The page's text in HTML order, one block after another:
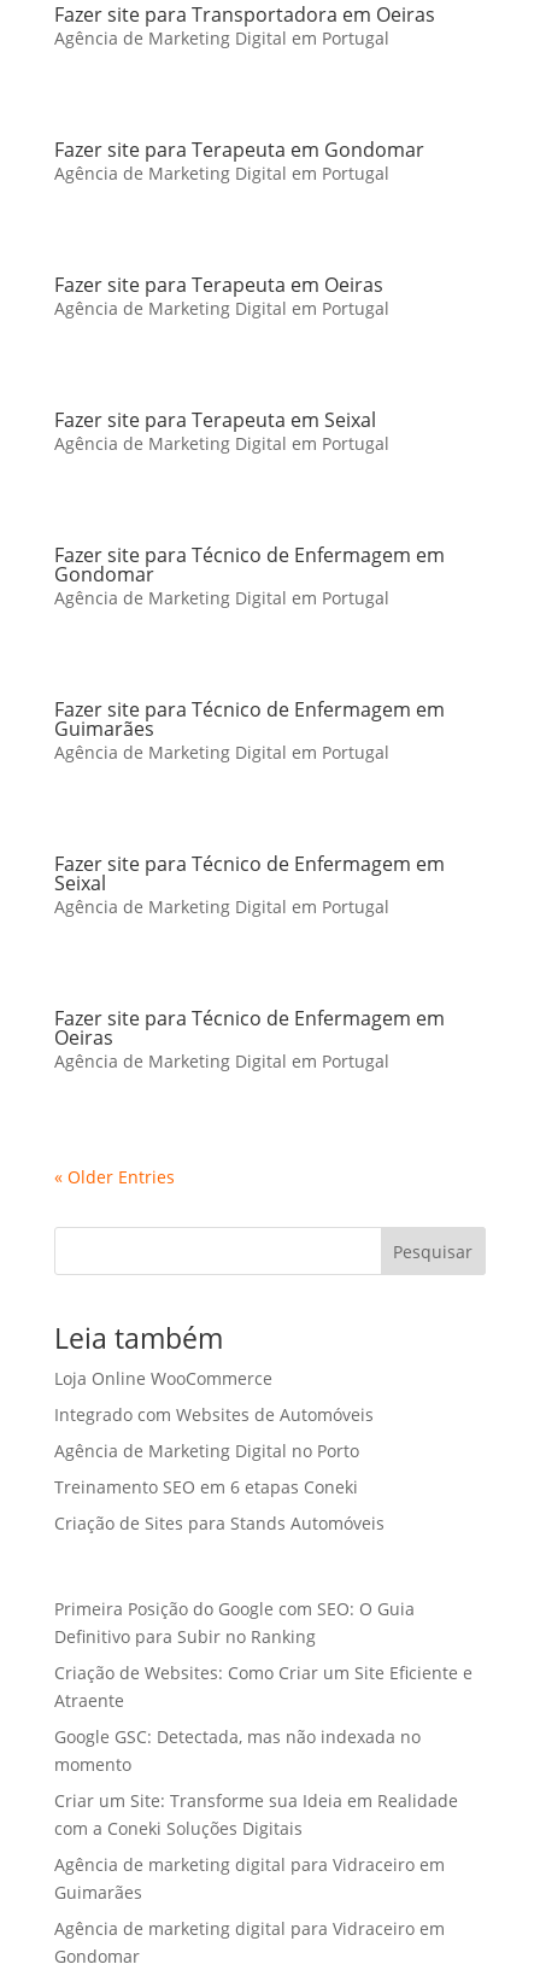
Fazer site para Transportadora em Oeiras
Agência de Marketing Digital em Portugal
Fazer site para Terapeuta em Gondomar
Agência de Marketing Digital em Portugal
Fazer site para Terapeuta em Oeiras
Agência de Marketing Digital em Portugal
Fazer site para Terapeuta em Seixal
Agência de Marketing Digital em Portugal
Fazer site para Técnico de Enfermagem em
Gondomar
Agência de Marketing Digital em Portugal
Fazer site para Técnico de Enfermagem em
Guimarães
Agência de Marketing Digital em Portugal
Fazer site para Técnico de Enfermagem em
Seixal
Agência de Marketing Digital em Portugal
Fazer site para Técnico de Enfermagem em
Oeiras
Agência de Marketing Digital em Portugal
« Older Entries
Pesquisar
Leia também
Loja Online WooCommerce
Integrado com Websites de Automóveis
Agência de Marketing Digital no Porto
Treinamento SEO em 6 etapas Coneki
Criação de Sites para Stands Automóveis
Primeira Posição do Google com SEO: O Guia
Definitivo para Subir no Ranking
Criação de Websites: Como Criar um Site Eficiente e
Atraente
Google GSC: Detectada, mas não indexada no
momento
Criar um Site: Transforme sua Ideia em Realidade
com a Coneki Soluções Digitais
Agência de marketing digital para Vidraceiro em
Guimarães
Agência de marketing digital para Vidraceiro em
Gondomar